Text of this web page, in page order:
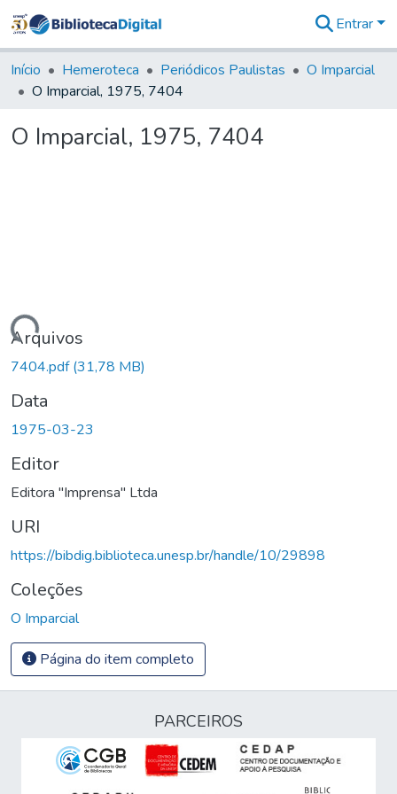
&
Coleções
Tudo na
Digital
Entrar
Início Hemeroteca Periódicos Paulistas
O Imparcial
O Imparcial, 1975, 7404
O Imparcial, 1975, 7404
Arquivos
7404.pdf(31,78 MB)
Data
1975-03-23
Editor
Editora "Imprensa" Ltda
URI
https://bibdig.biblioteca.unesp.br/handle/10/29898
Coleções
O Imparcial
Página do item completo
PARCEIROS